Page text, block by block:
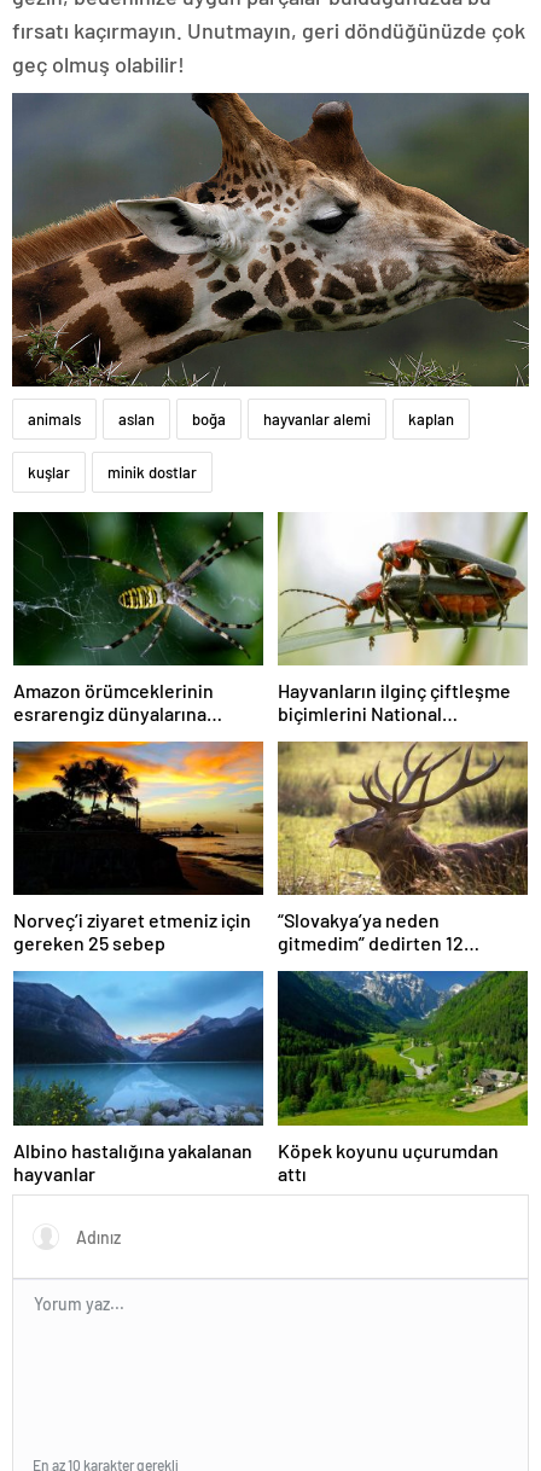
fırsatı kaçırmayın. Unutmayın, geri döndüğünüzde çok
geç olmuş olabilir!
animals aslan boğa hayvanlar alemi kaplan
kuşlar minik dostlar
Amazon örümceklerinin
esrarengiz dünyalarına
gitmeye hazır olun.
Hayvanların ilginç çiftleşme
biçimlerini National
Geographic görüntüledi.
Norveç’i ziyaret etmeniz için
gereken 25 sebep
“Slovakya’ya neden
gitmedim” dedirten 12
fotoğraf
Albino hastalığına yakalanan
hayvanlar
Köpek koyunu uçurumdan
attı
En az 10 karakter gerekli